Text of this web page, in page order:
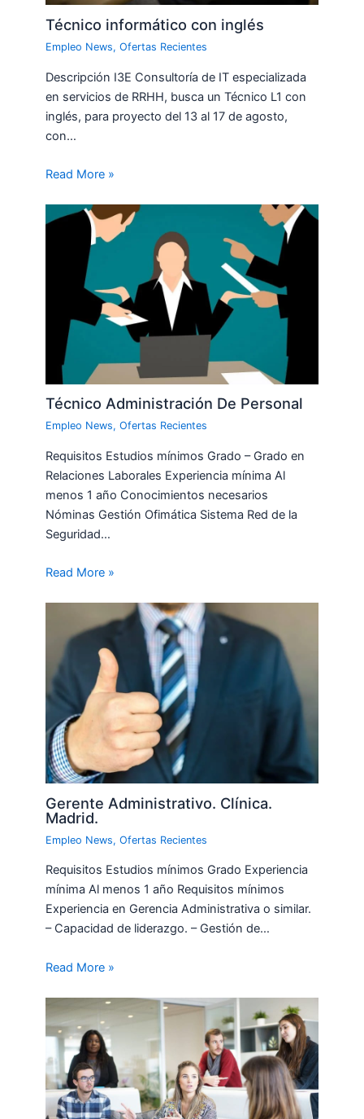
Técnico informático con inglés
Empleo News,Ofertas Recientes
Descripción I3E Consultoría de IT especializada
en servicios de RRHH, busca un Técnico L1 con
inglés, para proyecto del 13 al 17 de agosto,
con…
Read More »
Técnico Administración De Personal
Empleo News,Ofertas Recientes
Requisitos Estudios mínimos Grado – Grado en
Relaciones Laborales Experiencia mínima Al
menos 1 año Conocimientos necesarios
Nóminas Gestión Ofimática Sistema Red de la
Seguridad…
Read More »
Gerente Administrativo. Clínica.
Madrid.
Empleo News,Ofertas Recientes
Requisitos Estudios mínimos Grado Experiencia
mínima Al menos 1 año Requisitos mínimos
Experiencia en Gerencia Administrativa o similar.
– Capacidad de liderazgo. – Gestión de…
Read More »